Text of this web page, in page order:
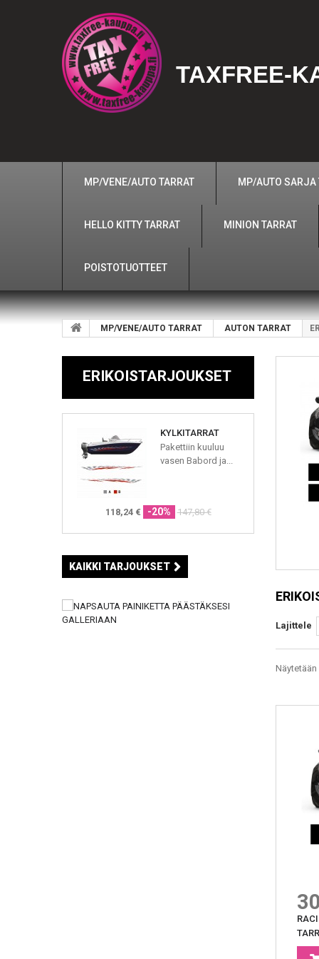
TAXFREE-
MP/VENE/AUTO TARRAT MP/AUTO SARJA
HELLO KITTY TARRAT MINION TARRAT
POISTOTUOTTEET
MP/VENE/AUTO TARRAT AUTON TARRAT
ERIKOISTARJOUKSET
KYLKITARRAT
Pakettiin kuuluu
vasen Babord ja...
118,24 € -20% 147,80 €
KAIKKI TARJOUKSET
Lajittele